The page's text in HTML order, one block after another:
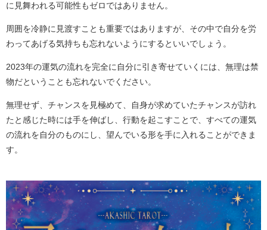
に見舞われる可能性もゼロではありません。
周囲を冷静に見渡すことも重要ではありますが、その中で自分を労
わってあげる気持ちも忘れないようにするといいでしょう。
2023年の運気の流れを完全に自分に引き寄せていくには、無理は禁
物だということも忘れないでください。
無理せず、チャンスを見極めて、自身が求めていたチャンスが訪れ
たと感じた時には手を伸ばし、行動を起こすことで、すべての運気
の流れを自分のものにし、望んでいる形を手に入れることができま
す。